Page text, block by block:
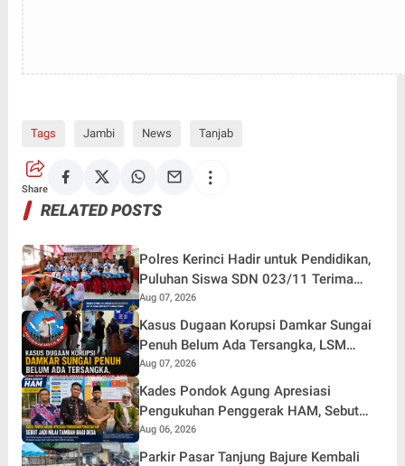
Tags Jambi News Tanjab
Share
RELATED POSTS
Polres Kerinci Hadir untuk Pendidikan,
Puluhan Siswa SDN 023/11 Terima
Bantuan Sepatu
Aug 07, 2026
Kasus Dugaan Korupsi Damkar Sungai
Penuh Belum Ada Tersangka, LSM
Petisi Sakti Siap Kembali Aksi Di Kejati
Jambi
Aug 07, 2026
Kades Pondok Agung Apresiasi
Pengukuhan Penggerak HAM, Sebut
Jadi Nilai Tambah bagi Desa
Aug 06, 2026
Parkir Pasar Tanjung Bajure Kembali